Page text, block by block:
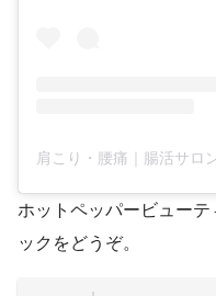
ホットペッパービュー
ックをどうぞ。